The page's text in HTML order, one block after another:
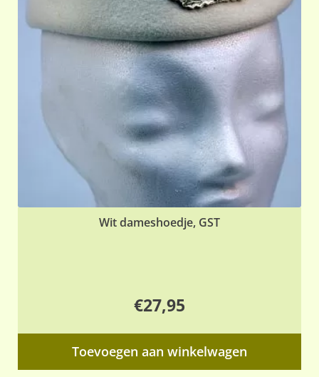
Wit dameshoedje, GST
€27,95
Toevoegen aan winkelwagen